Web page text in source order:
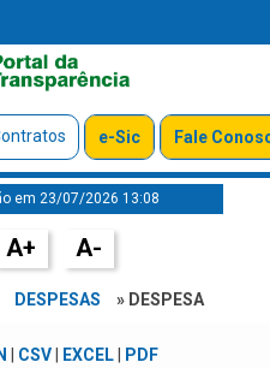
e-Sic Fale
em 23/07/2026 13:08
A+ A-
DESPESAS » DESPESA
CSV| EXCEL| PDF